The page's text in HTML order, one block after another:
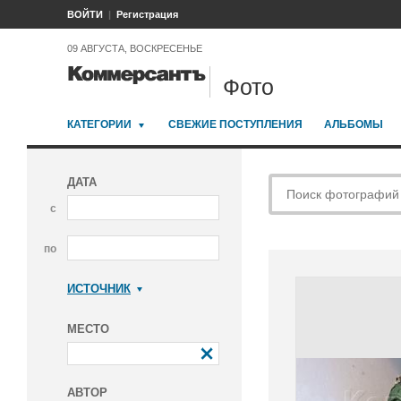
ВОЙТИ Регистрация
09 АВГУСТА, ВОСКРЕСЕНЬЕ
Фото
КАТЕГОРИИ СВЕЖИЕ ПОСТУПЛЕНИЯ АЛЬБОМЫ
ДАТА
с
по
ИСТОЧНИК
МЕСТО
АВТОР